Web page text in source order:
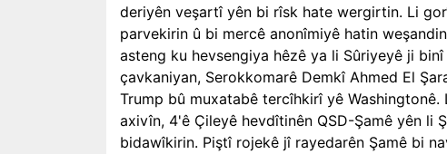
deriyên veşartî yên bi rîsk hate wergirtin. Li
parvekirin û bi mercê anonîmiyê hatin
asteng ku hevsengiya hêzê ya li Sûriyeyê ji
çavkaniyan, Serokkomarê Demkî Ahmed El
Trump bû muxatabê tercîhkirî yê
axivîn, 4'ê Çileyê hevdîtinên QSD-Şamê yên li
bidawîkirin. Piştî rojekê jî rayedarên Şamê bi